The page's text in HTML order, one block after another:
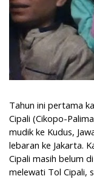
Tahun ini pertama
Cipali (Cikopo-
mudik ke Kudus,
lebaran ke Jakarta.
Cipali masih belum
melewati Tol Cipali,